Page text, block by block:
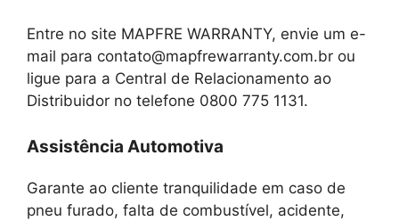
Entre no site MAPFRE WARRANTY, envie um e-
mail para contato@mapfrewarranty.com.br ou
ligue para a Central de Relacionamento ao
Distribuidor no telefone 0800 775 1131.
Assistência Automotiva
Garante ao cliente tranquilidade em caso de
pneu furado, falta de combustível, acidente,